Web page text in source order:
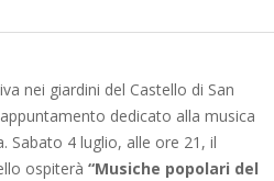
nei giardini del Castello di San
dedicato alla musica
Sabato 4 luglio, alle ore 21, il
ospiterà “Musiche popolari del